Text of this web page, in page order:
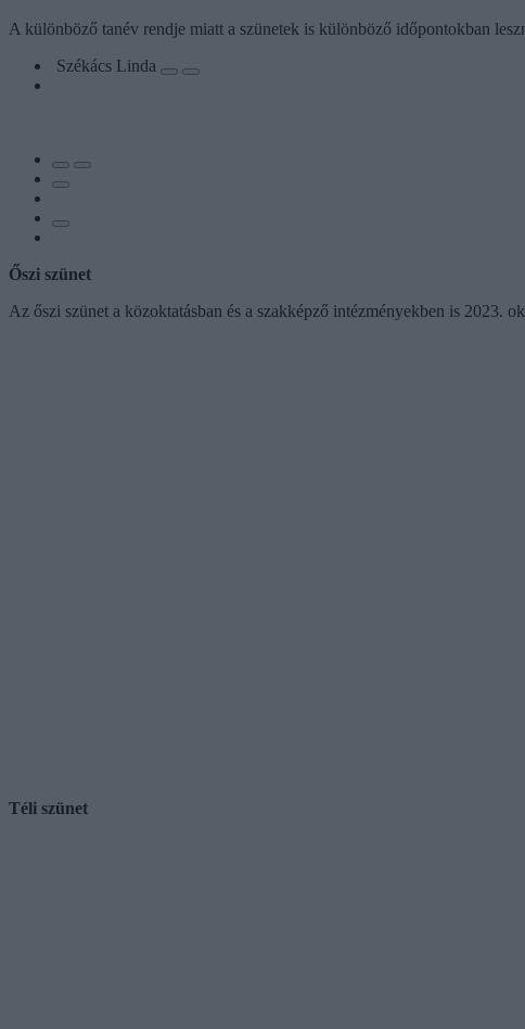
A különböző tanév rendje miatt a szünetek is különböző időpontokban
Székács Linda
Őszi szünet
Az őszi szünet a közoktatásban és a szakképző intézményekben is 2023.
Téli szünet